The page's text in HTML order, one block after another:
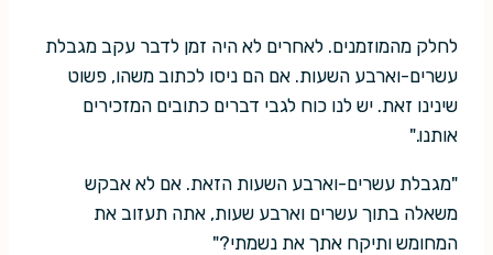
לחלק מהמוזמנים. לאחרים לא היה זמן לדבר עקב מגבלת
עשרים-וארבע השעות. אם הם ניסו לכתוב משהו, פשוט
שינינו זאת. יש לנו כוח לגבי דברים כתובים המזכירים
אותנו."
"מגבלת עשרים-וארבע השעות הזאת. אם לא אבקש
משאלה בתוך עשרים וארבע שעות, אתה תעזוב את
המחומש ותיקח אתך את נשמתי?"